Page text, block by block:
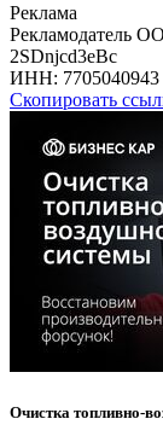
Реклама
Рекламодатель
2SDnjcd3eBc
ИНН: 7705040943
Скопировать
Очистка топливно-